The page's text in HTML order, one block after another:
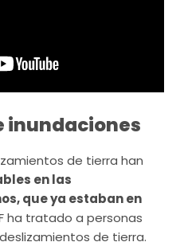
inundaciones
de tierra han
en las
que ya estaban en
ha tratado a personas
de tierra.